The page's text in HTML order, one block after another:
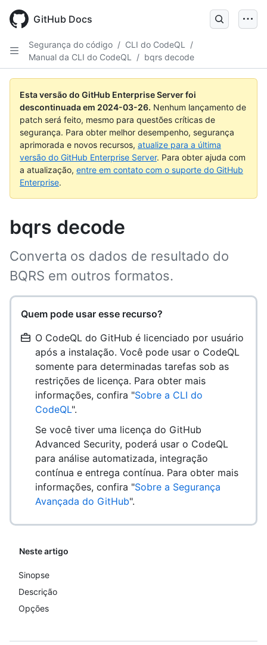
main
GitHub Docs
Segurança do código / CLI do CodeQL
/
Manual da CLI do CodeQL
/ bqrs decode
Esta versão do GitHub Enterprise Server foi
descontinuada em 2024-03-26. Nenhum lançamento de
patch será feito, mesmo para questões críticas de
segurança. Para obter melhor desempenho, segurança
aprimorada e novos recursos, atualize para a última
versão do GitHub Enterprise Server. Para obter ajuda com
a atualização, entre em contato com o suporte do GitHub
Enterprise.
bqrs decode
Converta os dados de resultado do
BQRS em outros formatos.
Quem pode usar esse recurso?
O CodeQL do GitHub é licenciado por usuário
após a instalação. Você pode usar o CodeQL
somente para determinadas tarefas sob as
restrições de licença. Para obter mais
informações, confira "Sobre a CLI do
CodeQL".
Se você tiver uma licença do GitHub
Advanced Security, poderá usar o CodeQL
para análise automatizada, integração
contínua e entrega contínua. Para obter mais
informações, confira "Sobre a Segurança
Avançada do GitHub".
Neste artigo
Sinopse
Descrição
Opções